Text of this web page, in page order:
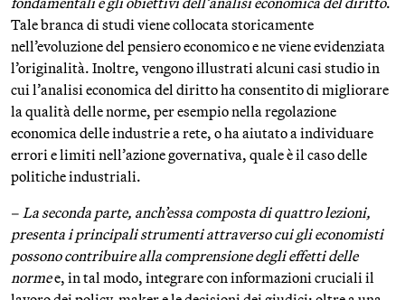
Tale branca di studi viene collocata storicamente
nell’evoluzione del pensiero economico e ne viene evidenziata
l’originalità. Inoltre, vengono illustrati alcuni casi studio in
cui l’analisi economica del diritto ha consentito di migliorare
la qualità delle norme, per esempio nella regolazione
economica delle industrie a rete, o ha aiutato a individuare
errori e limiti nell’azione governativa, quale è il caso delle
politiche industriali.
– La seconda parte, anch’essa composta di quattro lezioni,
presenta i principali strumenti attraverso cui gli economisti
possono contribuire alla comprensione degli effetti delle
normee, in tal modo, integrare con informazioni cruciali il